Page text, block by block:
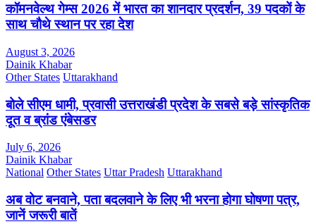
कॉमनवेल्थ गेम्स 2026 में भारत का शानदार प्रदर्शन, 39 पदकों के
साथ चौथे स्थान पर रहा देश
August 3, 2026
Dainik Khabar
Other States Uttarakhand
बोले सीएम धामी, प्रवासी उत्तराखंडी प्रदेश के सबसे बड़े सांस्कृतिक
दूत व ब्रांड एंबेसडर
July 6, 2026
Dainik Khabar
National Other States Uttar Pradesh Uttarakhand
अब वोट बनवाने, पता बदलवाने के लिए भी भरना होगा घोषणा पत्र,
जानें जरूरी बातें